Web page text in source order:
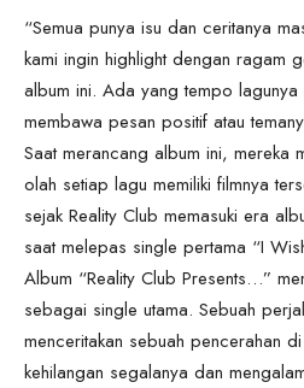
“Semua punya isu dan ceritanya
kami ingin highlight dengan ragam
album ini. Ada yang tempo
membawa pesan positif atau
Saat merancang album ini, mereka
olah setiap lagu memiliki filmnya
sejak Reality Club memasuki era
saat melepas single pertama “I
Album “Reality Club Presents…”
sebagai single utama. Sebuah
menceritakan sebuah pencerahan
kehilangan segalanya dan